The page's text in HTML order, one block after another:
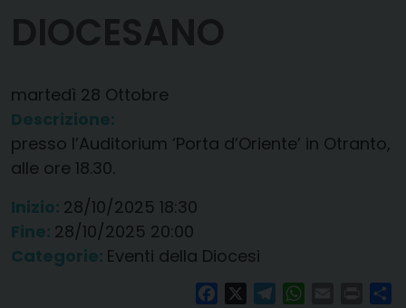
DIOCESANO
martedì 28 Ottobre
Descrizione:
presso l’Auditorium ‘Porta d’Oriente’ in Otranto,
alle ore 18.30.
Inizio: 28/10/2025 18:30
Fine: 28/10/2025 20:00
Categorie: Eventi della Diocesi
FacebookTelegramWhatsAppPrint